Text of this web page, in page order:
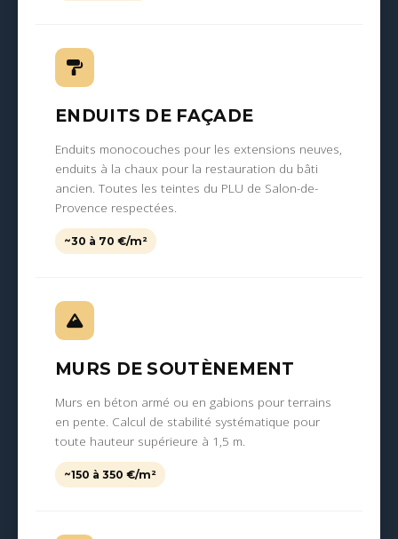
ENDUITS DE FAÇADE
Enduits monocouches pour les extensions neuves,
enduits à la chaux pour la restauration du bâti
ancien. Toutes les teintes du PLU de Salon-de-
Provence respectées.
~30 à 70 €/m²
MURS DE SOUTÈNEMENT
Murs en béton armé ou en gabions pour terrains
en pente. Calcul de stabilité systématique pour
toute hauteur supérieure à 1,5 m.
~150 à 350 €/m²